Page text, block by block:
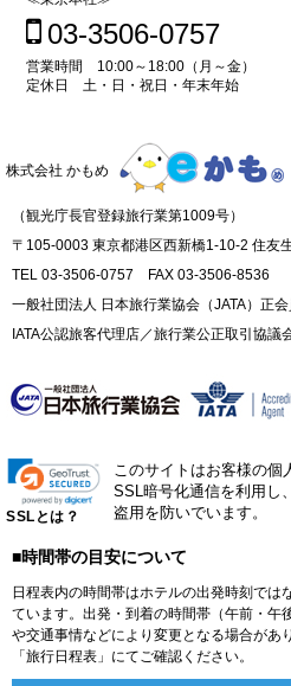
03-3506-0757
営業時間 10:00～18:00（月～金）
定休日 土・日・祝日・年末年始
株式会社 かもめ
（観光庁長官登録旅行業第1009号）
〒105-0003 東京都港区西新橋1-10-2 住友
TEL 03-3506-0757 FAX 03-3506-8536
一般社団法人 日本旅行業協会（JATA）正会
IATA公認旅客代理店／旅行業公正取引協議
SSLとは？
このサイトはお客様の個
SSL暗号化通信を利用し
盗用を防いでいます。
■時間帯の目安について
日程表内の時間帯はホテルの出発時刻では
ています。出発・到着の時間帯（午前・午
や交通事情などにより変更となる場合があ
「旅行日程表」にてご確認ください。